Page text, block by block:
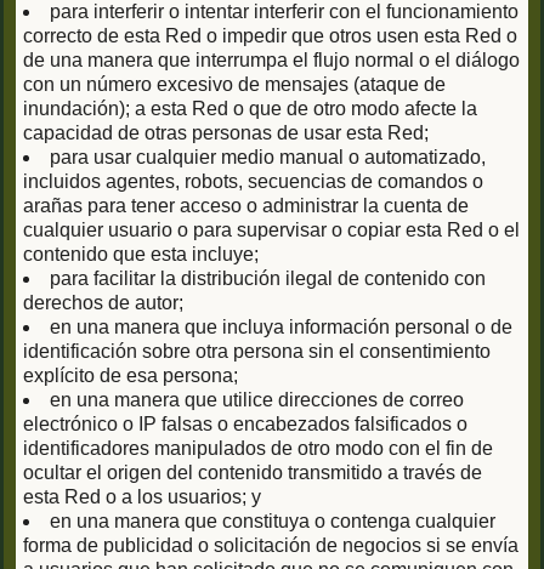
para interferir o intentar interferir con el funcionamiento
correcto de esta Red o impedir que otros usen esta Red o
de una manera que interrumpa el flujo normal o el diálogo
con un número excesivo de mensajes (ataque de
inundación); a esta Red o que de otro modo afecte la
capacidad de otras personas de usar esta Red;
para usar cualquier medio manual o automatizado,
incluidos agentes, robots, secuencias de comandos o
arañas para tener acceso o administrar la cuenta de
cualquier usuario o para supervisar o copiar esta Red o el
contenido que esta incluye;
para facilitar la distribución ilegal de contenido con
derechos de autor;
en una manera que incluya información personal o de
identificación sobre otra persona sin el consentimiento
explícito de esa persona;
en una manera que utilice direcciones de correo
electrónico o IP falsas o encabezados falsificados o
identificadores manipulados de otro modo con el fin de
ocultar el origen del contenido transmitido a través de
esta Red o a los usuarios; y
en una manera que constituya o contenga cualquier
forma de publicidad o solicitación de negocios si se envía